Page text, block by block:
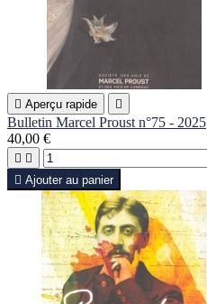
 Aperçu rapide 
Bulletin Marcel Proust n°75 - 2025
40,00 €
 
 Ajouter au panier